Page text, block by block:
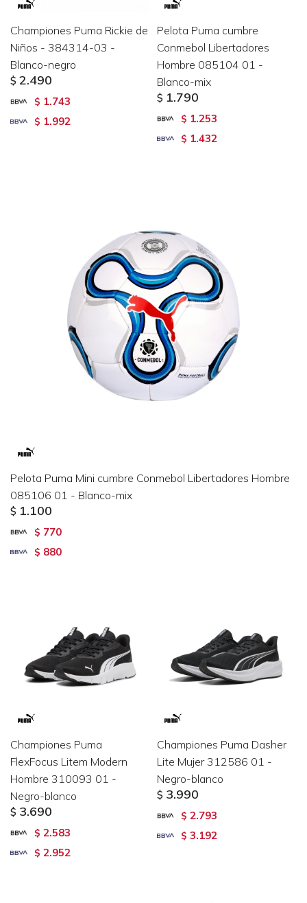
Championes Puma Rickie de
Niños - 384314-03 -
Blanco-negro
$ 2.490
$ 1.743
$ 1.992
Pelota Puma cumbre
Conmebol Libertadores
Hombre 085104 01 -
Blanco-mix
$ 1.790
$ 1.253
$ 1.432
Pelota Puma Mini cumbre Conmebol Libertadores Hombre
085106 01 - Blanco-mix
$ 1.100
$ 770
$ 880
Championes Puma
FlexFocus Litem Modern
Hombre 310093 01 -
Negro-blanco
$ 3.690
$ 2.583
$ 2.952
Championes Puma Dasher
Lite Mujer 312586 01 -
Negro-blanco
$ 3.990
$ 2.793
$ 3.192